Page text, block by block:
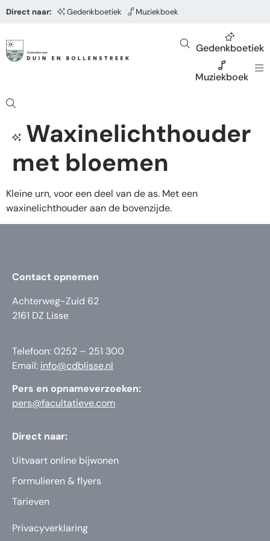
Direct naar: Gedenkboetiek Muziekboek
Gedenkboetiek
Muziekboek
Waxinelichthouder
met bloemen
Kleine urn, voor een deel van de as. Met een
waxinelichthouder aan de bovenzijde.
Contact opnemen
Achterweg-Zuid 62
2161 DZ Lisse
Telefoon: 0252 – 251 300
Email: info@cdblisse.nl
Pers en opnameverzoeken:
pers@facultatieve.com
Direct naar:
Uitvaart online bijwonen
Formulieren & flyers
Tarieven
Privacyverklaring